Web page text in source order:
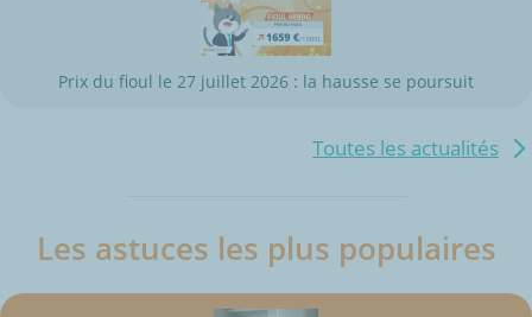
Prix du fioul le 27 juillet 2026 : la hausse se poursuit
Toutes les actualités
Les astuces les plus populaires